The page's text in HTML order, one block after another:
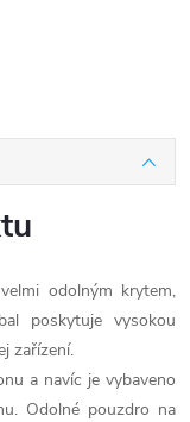
odolným krytem,
poskytuje vysokou
zařízení.
a navíc je vybaveno
Odolné pouzdro na